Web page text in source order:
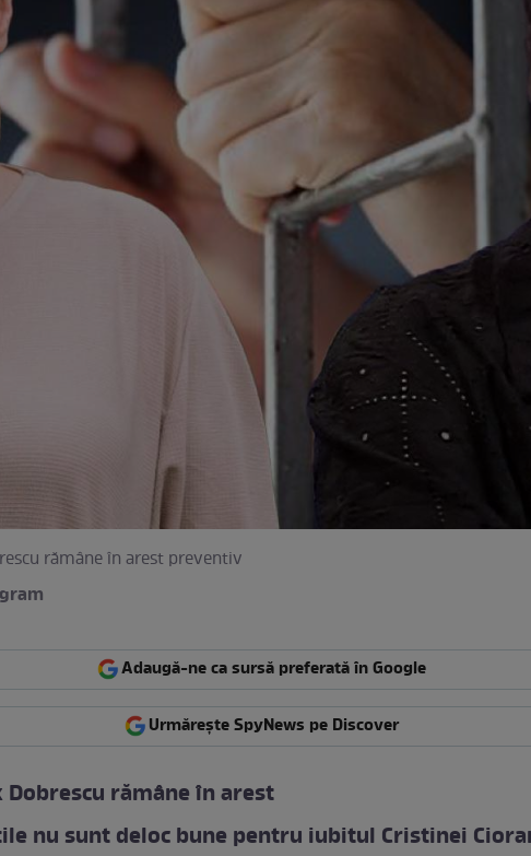
rămâne în arest preventiv
Adaugă-ne ca sursă preferată în Google
Urmărește SpyNews pe Discover
Dobrescu rămâne în arest
nu sunt deloc bune pentru iubitul Cristinei